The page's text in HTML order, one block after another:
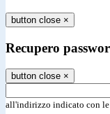
button close ×
Recupero
button close ×
all'indirizzo indicato con le